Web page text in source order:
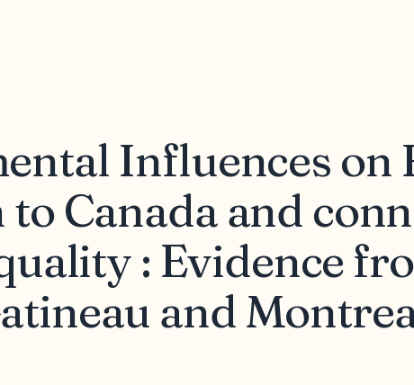
Influences on
Canada and
: Evidence
and